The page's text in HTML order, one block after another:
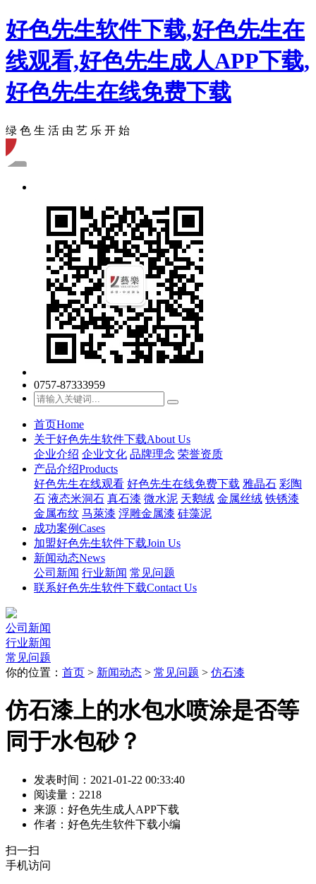
好色先生软件下载,好色先生在
线观看,好色先生成人APP下载,
好色先生在线免费下载
绿 色 生 活 由 艺 乐 开 始
0757-87333959
首页Home
关于好色先生软件下载About Us
企业介绍 企业文化 品牌理念 荣誉资质
产品介绍Products
好色先生在线观看 好色先生在线免费下载 雅晶石 彩陶
石 液态米洞石 真石漆 微水泥 天鹅绒 金属丝绒 铁锈漆
金属布纹 马萊漆 浮雕金属漆 硅藻泥
成功案例Cases
加盟好色先生软件下载Join Us
新闻动态News
公司新闻 行业新闻 常见问题
联系好色先生软件下载Contact Us
公司新闻
行业新闻
常见问题
你的位置： 首页 > 新闻动态 > 常见问题 > 仿石漆
仿石漆上的水包水喷涂是否等
同于水包砂？
发表时间：2021-01-22 00:33:40
阅读量：2218
来源：好色先生成人APP下载
作者：好色先生软件下载小编
扫一扫
手机访问